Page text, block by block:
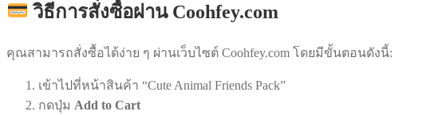
วิธีการสั่งซื้อผ่าน Coohfey.com
คุณสามารถสั่งซื้อได้ง่าย ๆ ผ่านเว็บไซต์ Coohfey.com โดยมีขั้นตอนดังนี้:
เข้าไปที่หน้าสินค้า “Cute Animal Friends Pack”
กดปุ่ม Add to Cart